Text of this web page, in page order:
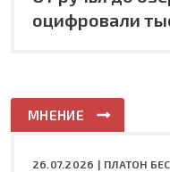
оцифровали
МНЕНИЕ
26.07.2026 | ПЛАТОН